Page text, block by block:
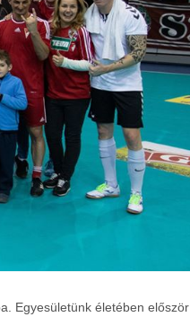
Egyesületünk életében először